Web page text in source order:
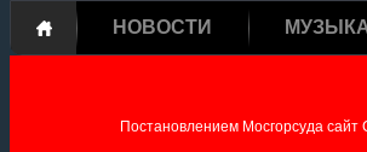
НОВОСТИ
Постановлением Мосгорсуда сайт